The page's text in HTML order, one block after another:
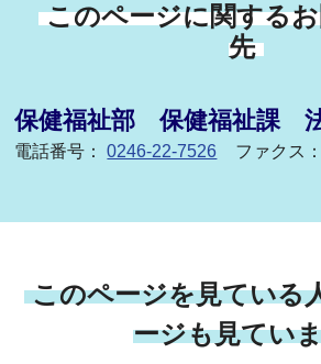
このページに関する
先
保健福祉部 保健福祉課
電話番号：0246-22-7526 ファクス
このページを見ている
ージも見てい